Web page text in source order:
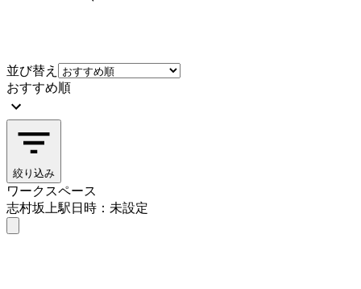
並び替え
おすすめ順
絞り込み
ワークスペース
志村坂上駅日時：未設定